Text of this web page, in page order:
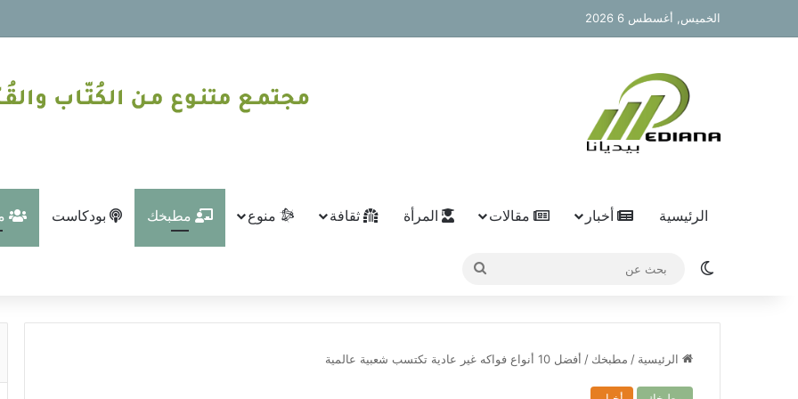
الخميس, أغسطس 6 2026
الرئيسية أخبار مقالات المرأة ثقافة منوع مطبخك بودكاست
الوضع المظلم
بحث
الرئيسية / مطبخك / أفضل 10 أنواع فواكه غير عادية تكتسب شعبية عالمية